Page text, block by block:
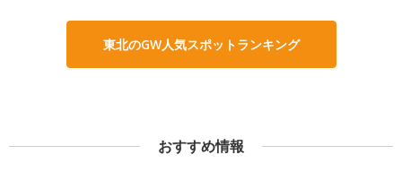
東北のGW人気スポットランキング
おすすめ情報